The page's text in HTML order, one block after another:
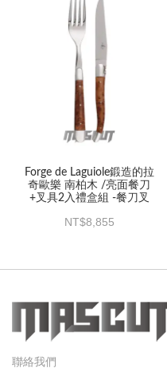
Forge de Laguiole鍛造的拉
奇歐樂 南柏木 /亮面餐刀
+叉具2入禮盒組 -餐刀叉
8,855
聯絡我們